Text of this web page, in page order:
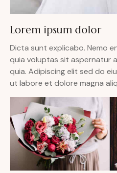
Lorem ipsum dolor
Dicta sunt explicabo. Nemo
quia voluptas sit aspernatur
quia. Adipiscing elit sed do
ut labore et dolore magna